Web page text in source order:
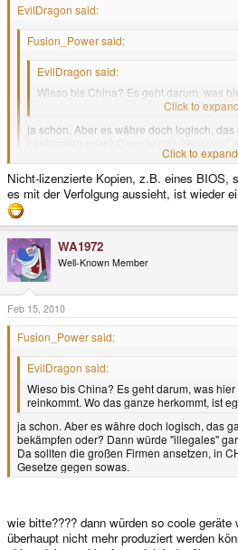
EvilDragon said:
Fusion_Power said:
EvilDragon said:
Wieso bis China? Es geht darum, was
reinkommt. Wo das ganze herkommt, ist
Click to
ja schon. Aber es währe doch logisch,
kommen. Da sollten die großen Firmen
In China ist das ja nicht illegal, und in
Die Quelle bekämpfen bringt nichts, man
Click to
Nicht-lizenzierte Kopien, z.B. eines BIOS,
es mit der Verfolgung aussieht, ist wieder
WA1972
Well-Known Member
Feb 15, 2010
Fusion_Power said:
EvilDragon said:
Wieso bis China? Es geht darum, was
reinkommt. Wo das ganze herkommt, ist
ja schon. Aber es währe doch logisch, das
bekämpfen oder? Dann würde "illegales"
Da sollten die großen Firmen ansetzen, in
Gesetze gegen sowas.
wie bitte???? dann würden so coole
überhaupt nicht mehr produziert werden